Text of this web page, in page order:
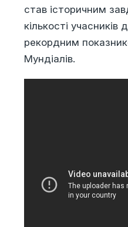
став історичним
кількості
рекордним
Мундіалів.